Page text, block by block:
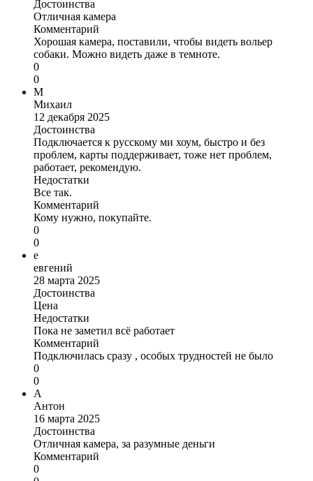
Достоинства
Отличная камера
Комментарий
Хорошая камера, поставили, чтобы видеть вольер
собаки. Можно видеть даже в темноте.
0
0
М
Михаил
12 декабря 2025
Достоинства
Подключается к русскому ми хоум, быстро и без
проблем, карты поддерживает, тоже нет проблем,
работает, рекомендую.
Недостатки
Все так.
Комментарий
Кому нужно, покупайте.
0
0
е
евгений
28 марта 2025
Достоинства
Цена
Недостатки
Пока не заметил всё работает
Комментарий
Подключилась сразу , особых трудностей не было
0
0
А
Антон
16 марта 2025
Достоинства
Отличная камера, за разумные деньги
Комментарий
0